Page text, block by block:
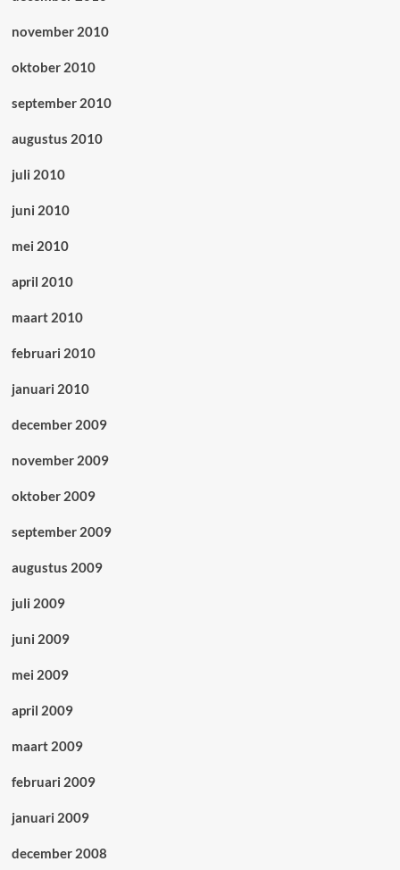
november 2010
oktober 2010
september 2010
augustus 2010
juli 2010
juni 2010
mei 2010
april 2010
maart 2010
februari 2010
januari 2010
december 2009
november 2009
oktober 2009
september 2009
augustus 2009
juli 2009
juni 2009
mei 2009
april 2009
maart 2009
februari 2009
januari 2009
december 2008